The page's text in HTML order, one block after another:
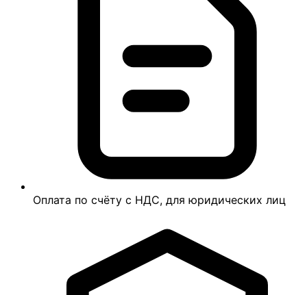
Оплата по счёту с НДС, для юридических лиц